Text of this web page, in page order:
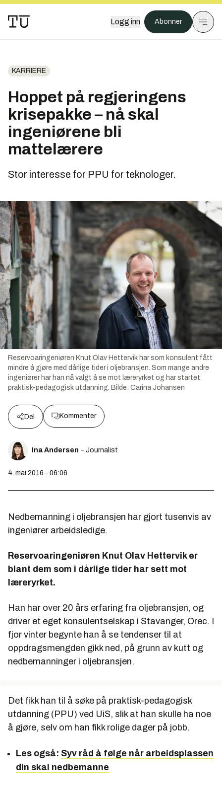
Logg inn Abonner
KARRIERE
Hoppet på regjeringens
krisepakke – nå skal
ingeniørene bli
mattelærere
Stor interesse for PPU for teknologer.
Reservoaringeniøren Knut Olav Hettervik har som konsulent fått
mindre å gjøre med dårlige tider i oljebransjen. Som mange andre
ingeniører har han nå valgt å se mot læreryrket og har startet
praktisk-pedagogisk utdanning. Bilde: Carina Johansen
Del Kommenter
Ina Andersen – Journalist
4. mai 2016 - 06:06
Nedbemanning i oljebransjen har gjort tusenvis av
ingeniører arbeidsledige.
Reservoaringeniøren Knut Olav Hettervik er
blant dem som i dårlige tider har sett mot
læreryrket.
Han har over 20 års erfaring fra oljebransjen, og
driver et eget konsulentselskap i Stavanger, Orec. I
fjor vinter begynte han å se tendenser til at
oppdragsmengden gikk ned, på grunn av kutt og
nedbemanninger i oljebransjen.
Det fikk han til å søke på praktisk-pedagogisk
utdanning (PPU) ved UiS, slik at han skulle ha noe
å gjøre, selv om han fikk rolige dager på jobb.
Les også: Syv råd å følge når arbeidsplassen
din skal nedbemanne